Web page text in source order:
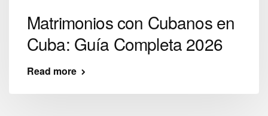
Matrimonios con Cubanos en
Cuba: Guía Completa 2026
Read more